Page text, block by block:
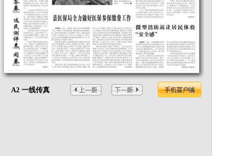
A2 一线传真